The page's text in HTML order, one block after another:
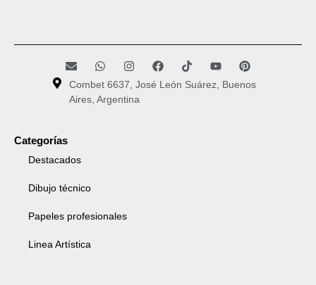
Combet 6637, José León Suárez, Buenos
Aires, Argentina
Categorías
Destacados
Dibujo técnico
Papeles profesionales
Linea Artística